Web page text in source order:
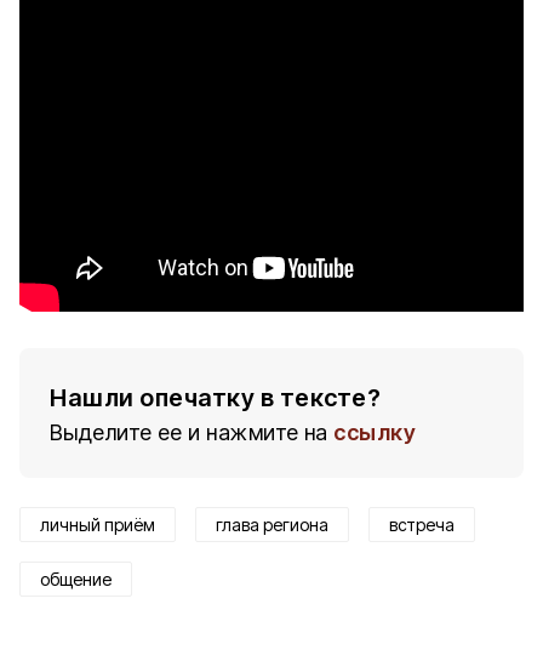
Нашли опечатку в тексте?
Выделите ее и нажмите на ссылку
личный приём глава региона встреча
общение